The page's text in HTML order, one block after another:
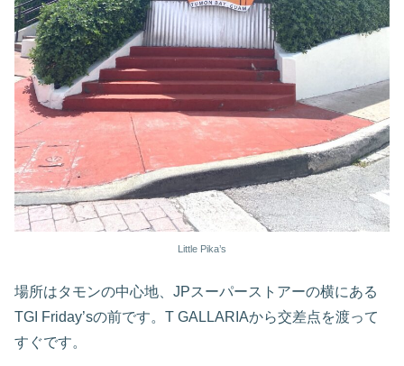
Little Pika’s
場所はタモンの中心地、JPスーパーストアーの横にある
TGI Friday’sの前です。T GALLARIAから交差点を渡って
すぐです。